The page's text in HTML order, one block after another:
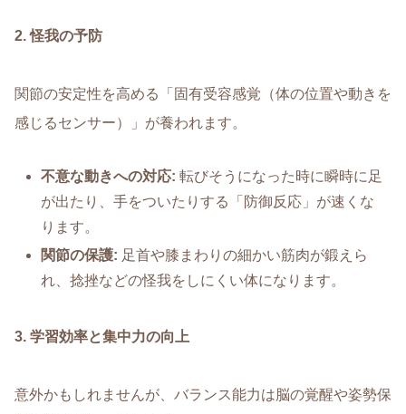
2.怪我の予防
関節の安定性を高める「固有受容感覚（体の位置や動きを
感じるセンサー）」が養われます。
不意な動きへの対応: 転びそうになった時に瞬時に足
が出たり、手をついたりする「防御反応」が速くな
ります。
関節の保護: 足首や膝まわりの細かい筋肉が鍛えら
れ、捻挫などの怪我をしにくい体になります。
3. 学習効率と集中力の向上
意外かもしれませんが、バランス能力は脳の覚醒や姿勢保